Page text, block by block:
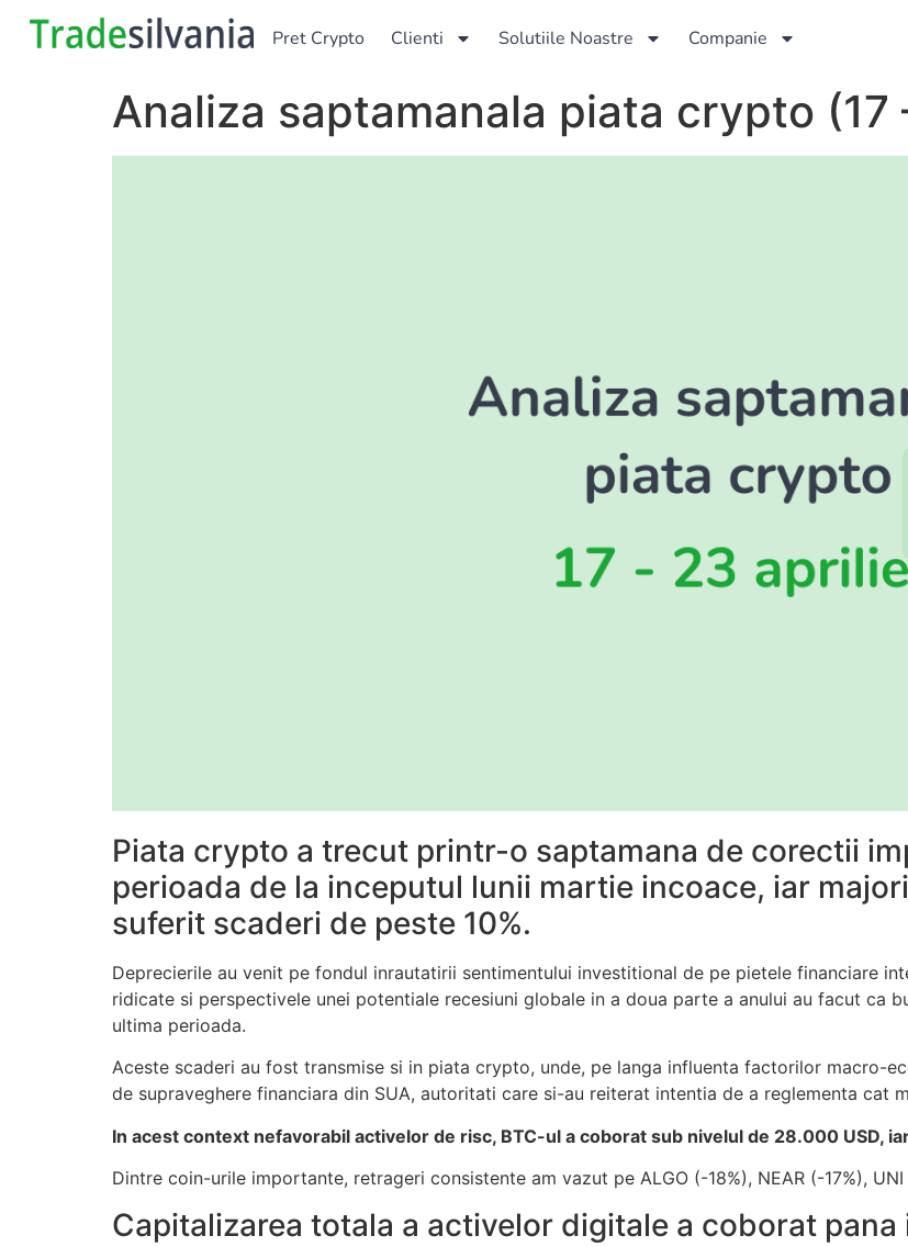
Pret Crypto Clienti Solutiile Noastre Companie
Analiza saptamanala piata crypto
Piata crypto a trecut printr-o saptamana de corectii
perioada de la inceputul lunii martie incoace, iar
suferit scaderi de peste 10%.
Deprecierile au venit pe fondul inrautatirii sentimentului investitional de pe pietele financiare
ridicate si perspectivele unei potentiale recesiuni globale in a doua parte a anului au facut ca
ultima perioada.
Aceste scaderi au fost transmise si in piata crypto, unde, pe langa influenta factorilor macro-
de supraveghere financiara din SUA, autoritati care si-au reiterat intentia de a reglementa cat
In acest context nefavorabil activelor de risc, BTC-ul a coborat sub nivelul de 28.000 USD,
Dintre coin-urile importante, retrageri consistente am vazut pe ALGO (-18%), NEAR (-17%), UNI
Capitalizarea totala a activelor digitale a coborat pana